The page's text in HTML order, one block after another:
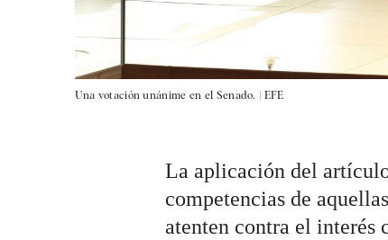
Una votación unánime en el Senado. | EFE
La aplicación del
competencias de
atenten contra el